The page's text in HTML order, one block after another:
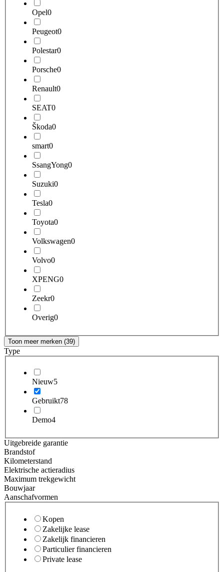
Opel0
Peugeot0
Polestar0
Porsche0
Renault0
SEAT0
Škoda0
smart0
SsangYong0
Suzuki0
Tesla0
Toyota0
Volkswagen0
Volvo0
XPENG0
Zeekr0
Overig0
Toon meer merken (39)
Type
Nieuw5
Gebruikt78
Demo4
Uitgebreide garantie
Brandstof
Kilometerstand
Elektrische actieradius
Maximum trekgewicht
Bouwjaar
Aanschafvormen
Kopen
Zakelijke lease
Zakelijk financieren
Particulier financieren
Private lease